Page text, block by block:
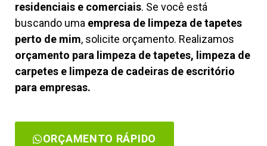
residenciais e comerciais. Se você está
buscando uma empresa de limpeza de tapetes
perto de mim, solicite orçamento. Realizamos
orçamento para limpeza de tapetes, limpeza de
carpetes e limpeza de cadeiras de escritório
para empresas.
ORÇAMENTO RÁPIDO